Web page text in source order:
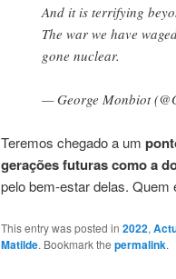
And it is terrifying
The war we have
gone nuclear.
— George Monbiot
Teremos chegado a um
gerações futuras como a
pelo bem-estar delas. Quem
This entry was posted in 2022,
Matilde. Bookmark the permalink.